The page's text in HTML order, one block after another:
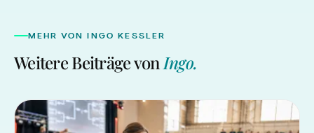
MEHR VONINGO KESSLER
Weitere Beiträge von Ingo.